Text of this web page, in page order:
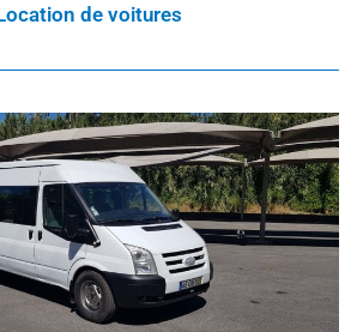
de voitures